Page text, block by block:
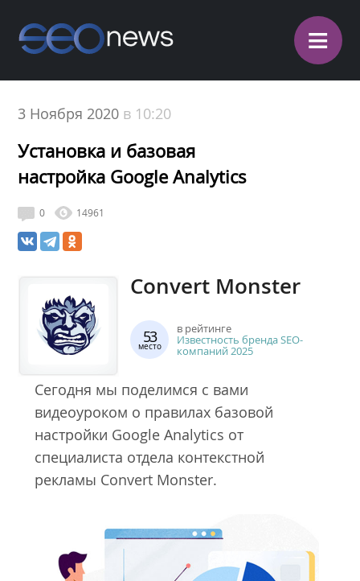
≡
3 Ноября 2020 в 10:20
Установка и базовая
настройка Google Analytics
0 14961
Convert Monster
53
место
в рейтинге
Известность бренда SEO-
компаний 2025
Сегодня мы поделимся с вами
видеоуроком о правилах базовой
настройки Google Analytics от
специалиста отдела контекстной
рекламы Convert Monster.